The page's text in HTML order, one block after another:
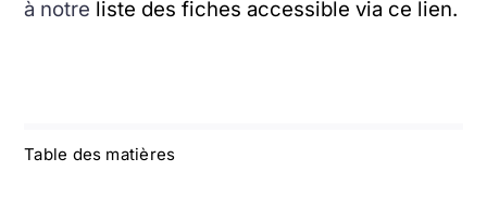
Table des matières
à notre liste des fiches accessible via ce lien.